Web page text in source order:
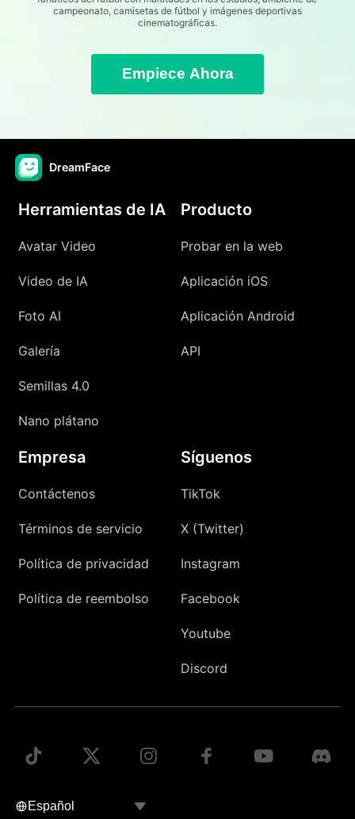
campeonato, camisetas de fútbol y imágenes deportivas
cinematográficas.
Empiece Ahora
DreamFace
Herramientas de IA
Avatar Video
Video de IA
Foto AI
Galería
Semillas 4.0
Nano plátano
Producto
Probar en la web
Aplicación iOS
Aplicación Android
API
Empresa
Contáctenos
Términos de servicio
Política de privacidad
Política de reembolso
Síguenos
TikTok
X (Twitter)
Instagram
Facebook
Youtube
Discord